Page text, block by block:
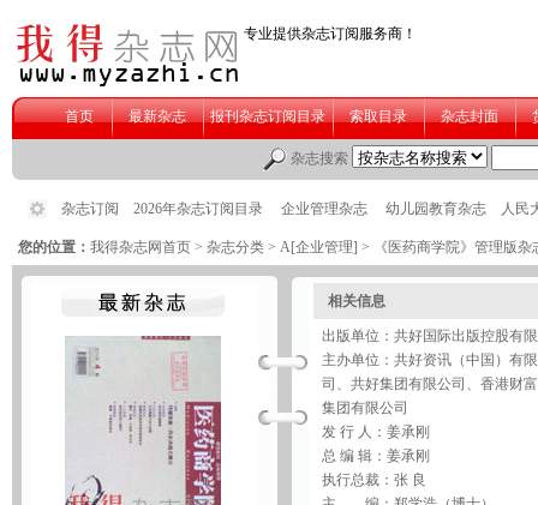
您的位置： 我得杂志网首页 > 杂志分类 > A[企业管理] > 《医药商学院》管理版杂
相关信息
出版单位：共好国际出版控股有
主办单位：共好资讯（中国）有
司、共好集团有限公司、香港财
集团有限公司
发 行 人：姜承刚
总 编 辑：姜承刚
执行总裁：张 良